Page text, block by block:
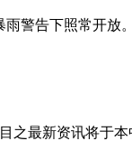
警告下照常开放。
之最新资讯将于